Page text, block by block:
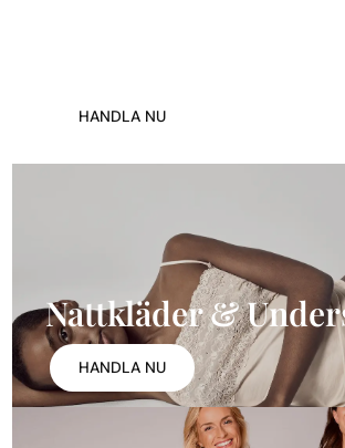
HANDLA NU
Nattkläder &
HANDLA NU